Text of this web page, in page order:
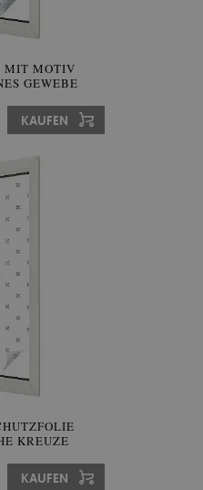
MIT MOTIV
GEWEBE
KAUFEN
KREUZE
KAUFEN